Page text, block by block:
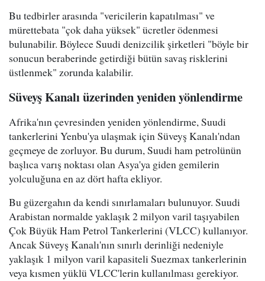
Bu tedbirler arasında "vericilerin kapatılması" ve
mürettebata "çok daha yüksek" ücretler ödenmesi
bulunabilir. Böylece Suudi denizcilik şirketleri "böyle bir
sonucun beraberinde getirdiği bütün savaş risklerini
üstlenmek" zorunda kalabilir.
Süveyş Kanalı üzerinden yeniden yönlendirme
Afrika'nın çevresinden yeniden yönlendirme, Suudi
tankerlerini Yenbu'ya ulaşmak için Süveyş Kanalı'ndan
geçmeye de zorluyor. Bu durum, Suudi ham petrolünün
başlıca varış noktası olan Asya'ya giden gemilerin
yolculuğuna en az dört hafta ekliyor.
Bu güzergahın da kendi sınırlamaları bulunuyor. Suudi
Arabistan normalde yaklaşık 2 milyon varil taşıyabilen
Çok Büyük Ham Petrol Tankerlerini (VLCC) kullanıyor.
Ancak Süveyş Kanalı'nın sınırlı derinliği nedeniyle
yaklaşık 1 milyon varil kapasiteli Suezmax tankerlerinin
veya kısmen yüklü VLCC'lerin kullanılması gerekiyor.